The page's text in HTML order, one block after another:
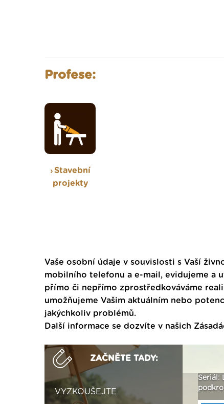
Profese:
Stavební
projekty
Vaše osobní údaje v souvislosti s Vaší
mobilního telefonu a e-mail, evidujeme a
přímo či nepřímo zprostředkováváme
umožňujeme Vašim aktuálním nebo
jakýchkoliv problémů.
Další informace se dozvíte v našich
ZAČNĚTE TADY:
VYZKOUŠEJTE
Vytvořte si vizualizaci
seženeme! ›
Seriál: